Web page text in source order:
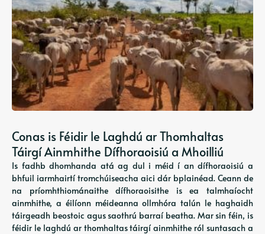
Conas is Féidir le Laghdú ar Thomhaltas
Táirgí Ainmhithe Dífhoraoisiú a Mhoilliú
Is fadhb dhomhanda atá ag dul i méid í an dífhoraoisiú a
bhfuil iarmhairtí tromchúiseacha aici dár bplainéad. Ceann de
na príomhthiománaithe dífhoraoisithe is ea talmhaíocht
ainmhithe, a éilíonn méideanna ollmhóra talún le haghaidh
táirgeadh beostoic agus saothrú barraí beatha. Mar sin féin, is
féidir le laghdú ar thomhaltas táirgí ainmhithe ról suntasach a